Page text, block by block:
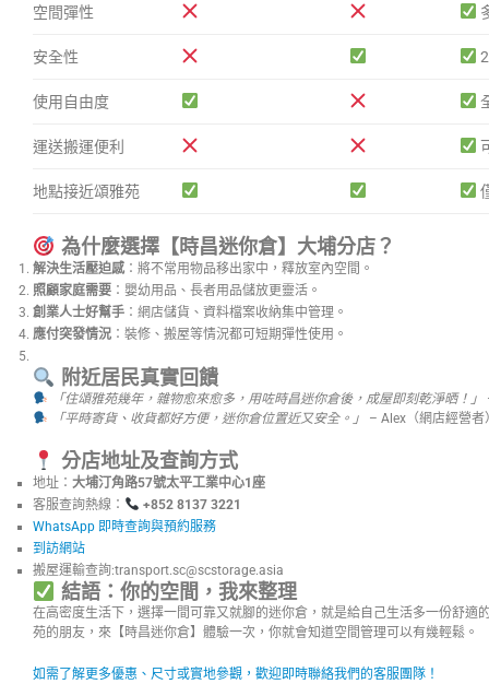
空間彈性
安全性
使用自由度
運送搬運便利
地點接近頌雅苑
為什麼選擇【時昌迷你倉】大埔分店？
解決生活壓迫感 ：將不常用物品移出家中，釋放室內空間。
照顧家庭需要 ：嬰幼用品、長者用品儲放更靈活。
創業人士好幫手 ：網店儲貨、資料檔案收納集中管理。
應付突發情況 ：裝修、搬屋等情況都可短期彈性使用。
附近居民真實回饋
「住頌雅苑幾年，雜物愈來愈多，用咗時昌迷你倉後，成屋即刻乾淨晒！」
「平時寄貨、收貨都好方便，迷你倉位置近又安全。」
– Alex（網店經營者
分店地址及查詢方式
地址： 大埔汀角路57號太平工業中心1座
客服查詢熱線：
+852 8137 3221
WhatsApp 即時查詢與預約服務
到訪網站
搬屋運輸查詢:transport.sc@scstorage.asia
結語：你的空間，我來整理
在高密度生活下，選擇一間可靠又就腳的迷你倉，就是給自己生活多一份舒適
苑的朋友，來【時昌迷你倉】體驗一次，你就會知道空間管理可以有幾輕鬆。
如需了解更多優惠、尺寸或實地參觀，歡迎即時聯絡我們的客服團隊！